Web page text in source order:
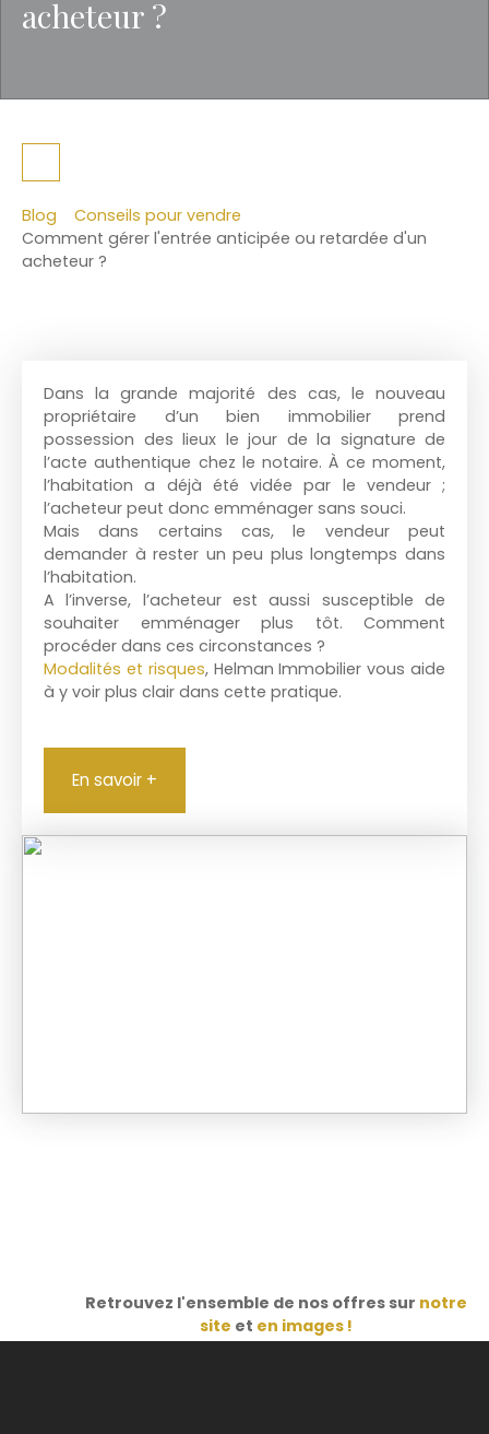
acheteur ?
Blog
Conseils pour vendre
Comment gérer l'entrée anticipée ou retardée d'un
acheteur ?
Dans la grande majorité des cas, le nouveau
propriétaire d’un bien immobilier prend
possession des lieux le jour de la signature de
l’acte authentique chez le notaire. À ce moment,
l’habitation a déjà été vidée par le vendeur ;
l’acheteur peut donc emménager sans souci.
Mais dans certains cas, le vendeur peut
demander à rester un peu plus longtemps dans
l’habitation.
A l’inverse, l’acheteur est aussi susceptible de
souhaiter emménager plus tôt. Comment
procéder dans ces circonstances ?
Modalités et risques, Helman Immobilier vous aide
à y voir plus clair dans cette pratique.
En savoir +
Retrouvez l'ensemble de nos offres sur notre
site et en images !